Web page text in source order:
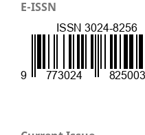
E-ISSN